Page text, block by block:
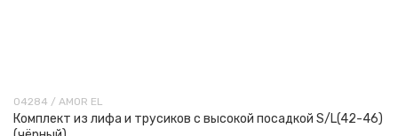
04284 / AMOR EL
Комплект из лифа и трусиков с высокой посадкой S/L(42-46)